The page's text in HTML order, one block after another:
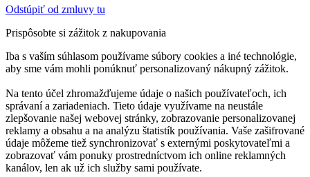
Odstúpiť od zmluvy tu
Prispôsobte si zážitok z nakupovania
Iba s vaším súhlasom používame súbory cookies a iné technológie,
aby sme vám mohli ponúknuť personalizovaný nákupný zážitok.
Na tento účel zhromažďujeme údaje o našich používateľoch, ich
správaní a zariadeniach. Tieto údaje využívame na neustále
zlepšovanie našej webovej stránky, zobrazovanie personalizovanej
reklamy a obsahu a na analýzu štatistík používania. Vaše zašifrované
údaje môžeme tiež synchronizovať s externými poskytovateľmi a
zobrazovať vám ponuky prostredníctvom ich online reklamných
kanálov, len ak už ich služby sami používate.